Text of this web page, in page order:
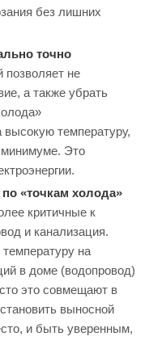
без лишних
точно
позволяет не
а также убрать
температуру,
минимуме. Это
«точкам холода»
критичные к
и канализация.
на
в доме (водопровод)
это совмещают в
выносной
и быть уверенным,